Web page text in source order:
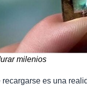
milenios
es una